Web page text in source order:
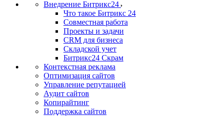
Внедрение Битрикс24
Что такое Битрикс 24
Совместная работа
Проекты и задачи
СRМ для бизнеса
Складской учет
Битрикс24 Скрам
Контекстная реклама
Оптимизация сайтов
Управление репутацией
Аудит сайтов
Копирайтинг
Поддержка сайтов